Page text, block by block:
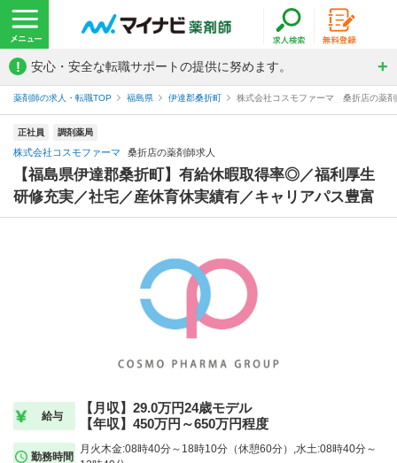
! 安心・安全な転職サポートの提供に努めます。
薬剤師の求人・転職TOP 福島県 伊達郡桑折町 株式会社コスモファーマ 桑折店の薬剤
正社員 調剤薬局
株式会社コスモファーマ 桑折店の薬剤師求人
【福島県伊達郡桑折町】有給休暇取得率◎／福利厚生
研修充実／社宅／産休育休実績有／キャリアパス豊富
給与
【月収】29.0万円24歳モデル
【年収】450万円～650万円程度
勤務時間
月火木金:08時40分～18時10分（休憩60分）,水土:08時40分～